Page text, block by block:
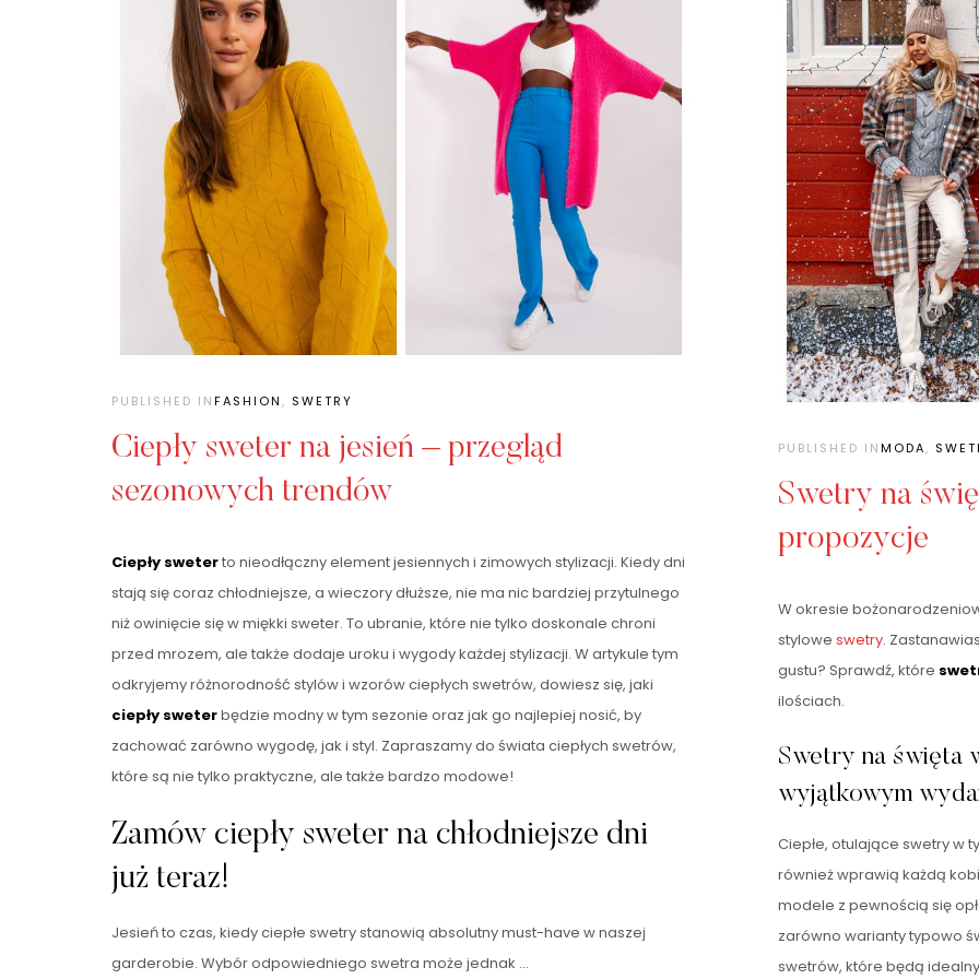
PUBLISHED INFASHION, SWETRY
Ciepły sweter na jesień – przegląd
sezonowych trendów
Ciepły sweterto nieodłączny element jesiennych i zimowych stylizacji. Kiedy dni
stają się coraz chłodniejsze, a wieczory dłuższe, nie ma nic bardziej przytulnego
niż owinięcie się w miękki sweter. To ubranie, które nie tylko doskonale chroni
przed mrozem, ale także dodaje uroku i wygody każdej stylizacji. W artykule tym
odkryjemy różnorodność stylów i wzorów ciepłych swetrów, dowiesz się, jaki
ciepły sweterbędzie modny w tym sezonie oraz jak go najlepiej nosić, by
zachować zarówno wygodę, jak i styl. Zapraszamy do świata ciepłych swetrów,
które są nie tylko praktyczne, ale także bardzo modowe!
Zamów ciepły sweter na chłodniejsze dni
już teraz!
Jesień to czas, kiedy ciepłe swetry stanowią absolutny must-have w naszej
garderobie. Wybór odpowiedniego swetra może jednak …
PUBLISHED INMODA,
Swetry na
propozycje
W okresie
stylowe swetry.
gustu? Sprawdź, które
ilościach.
Swetry na święta
wyjątkowym
Ciepłe, otulające swetry w
również wprawią każdą
modele z pewnością się
zarówno warianty typowo
swetrów, które będą